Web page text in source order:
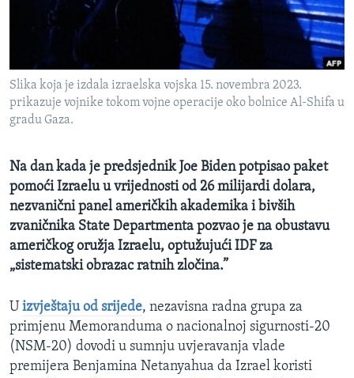
Learning English
Slika koja je izdala izraelska vojska 15. novembra 2023.
prikazuje vojnike tokom vojne operacije oko bolnice Al-Shifa u
gradu Gaza.
Na dan kada je predsjednik Joe Biden potpisao paket
pomoći Izraelu u vrijednosti od 26 milijardi dolara,
nezvanični panel američkih akademika i bivših
zvaničnika State Departmenta pozvao je na obustavu
američkog oružja Izraelu, optužujući IDF za
„sistematski obrazac ratnih zločina.”
U izvještaju od srijede, nezavisna radna grupa za
primjenu Memoranduma o nacionalnoj sigurnosti-20
(NSM-20) dovodi u sumnju uvjeravanja vlade
premijera Benjamina Netanyahua da Izrael koristi